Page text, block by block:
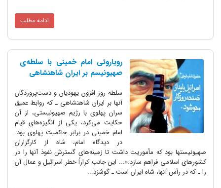
ادامه مطلب
رویاروئی امام خمینی با سلطه‌ی
صهیونیسم بر ایران شاهنشاهی
سلطه روز افزون یهودیان و دست‌پروردگان
آنها بر ایران شاهنشاهی ـ که روابط عمیق
سران پهلوی با رژیم صهیونیستی، از آن
حکایت می‌کرد، یکی از انگیزه‌های قیام
امام خمینی در برابر حاکمیت پهلوی بود.
در دیدگاه امام، شاه از کارگزاران
صهیونیستها بود که مأموریت داشت تا زمینه‌های گسترش نفوذ آنها را در
کشورهای اسلامی فراهم سازد.«... این جانب کراراً خطر اسرائیل و عمال آن
را ـ که در رأس آنها، شاه ایران است‌ ـ گوشزد...